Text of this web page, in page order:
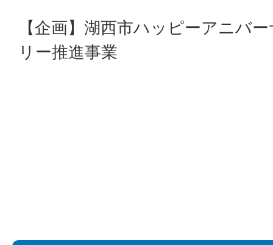
【企画】湖西市ハッピーアニバ
リー推進事業